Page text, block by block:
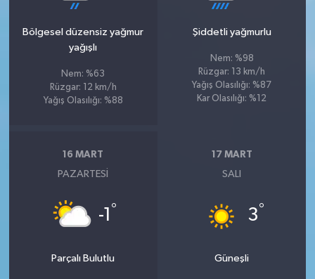
Bölgesel düzensiz yağmur
yağışlı
Nem: %63
Rüzgar: 12 km/h
Yağış Olasılığı: %88
Şiddetli yağmurlu
Nem: %98
Rüzgar: 13 km/h
Yağış Olasılığı: %87
Kar Olasılığı: %12
16 MART
PAZARTESI
-1 °
Parçalı Bulutlu
17 MART
SALI
3°
Güneşli